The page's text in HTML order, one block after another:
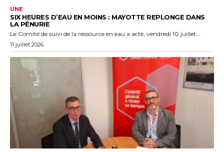
UNE
SIX HEURES D’EAU EN MOINS : MAYOTTE REPLONGE DANS
LA PÉNURIE
Le Comité de suivi de la ressource en eau a acté, vendredi 10 juillet...
11 juillet 2026